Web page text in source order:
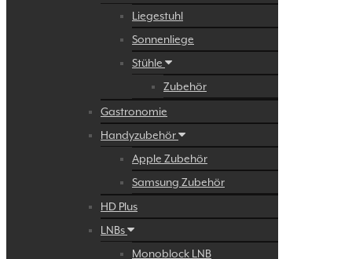
Liegestuhl
Sonnenliege
Stühle
Zubehör
Gastronomie
Handyzubehör
Apple Zubehör
Samsung Zubehör
HD Plus
LNBs
Monoblock LNB